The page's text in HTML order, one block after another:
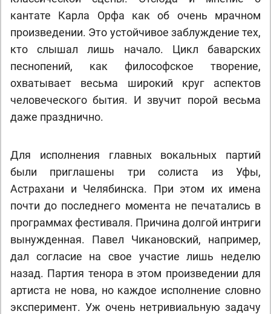
кантате Карла Орфа как об очень мрачном
произведении. Это устойчивое заблуждение тех,
кто слышал лишь начало. Цикл баварских
песнопений, как философское творение,
охватывает весьма широкий круг аспектов
человеческого бытия. И звучит порой весьма
даже празднично.
Для исполнения главных вокальных партий
были приглашены три солиста из Уфы,
Астрахани и Челябинска. При этом их имена
почти до последнего момента не печатались в
программах фестиваля. Причина долгой интриги
вынужденная. Павел Чикановский, например,
дал согласие на свое участие лишь неделю
назад. Партия тенора в этом произведении для
артиста не нова, но каждое исполнение словно
эксперимент. Уж очень нетривиальную задачу